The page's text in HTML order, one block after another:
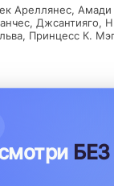
Ареллянес, Амади
Джсантияго,
Принцесс К.
БЕЗ